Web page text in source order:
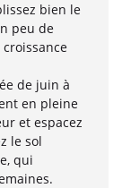
bien le
peu de
de juin à
en pleine
et espacez
le sol
qui